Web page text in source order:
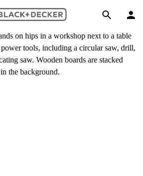
to main content